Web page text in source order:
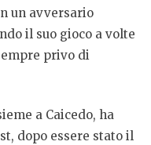
un avversario
il suo gioco a volte
privo di
a Caicedo, ha
dopo essere stato il